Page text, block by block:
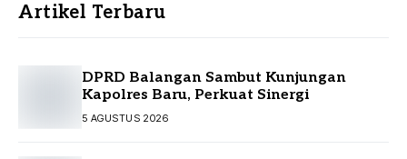
Artikel Terbaru
DPRD Balangan Sambut Kunjungan
Kapolres Baru, Perkuat Sinergi
5 AGUSTUS 2026